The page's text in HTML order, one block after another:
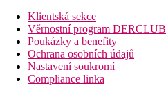
Klientská sekce
Věrnostní program DERCLUB
Poukázky a benefity
Ochrana osobních údajů
Nastavení soukromí
Compliance linka